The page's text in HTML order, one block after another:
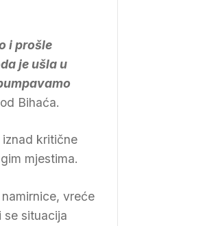
i prošle
je ušla u
Bihaća.
kritične
mjestima.
vreće
se situacija